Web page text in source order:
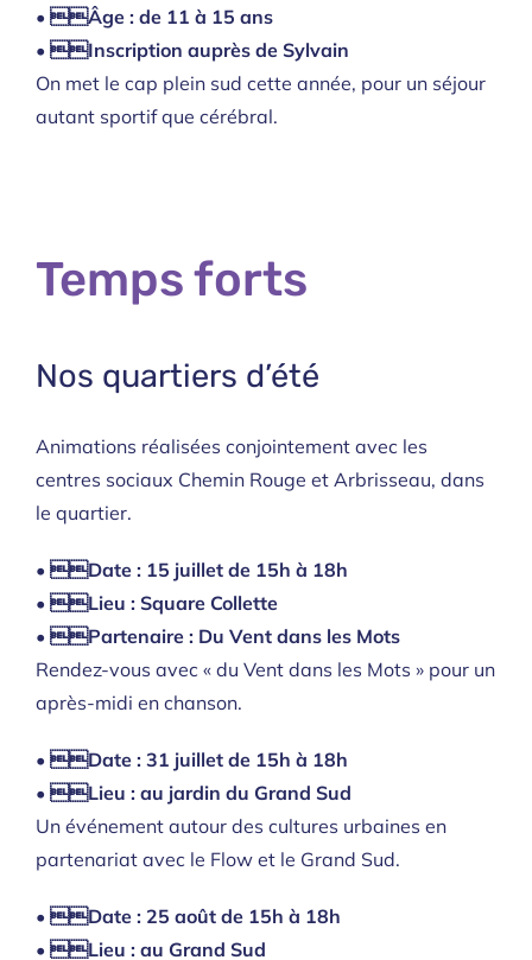
• Âge : de 11 à 15 ans
• Inscription auprès de Sylvain
On met le cap plein sud cette année, pour un séjour
autant sportif que cérébral.
Temps forts
Nos quartiers d’été
Animations réalisées conjointement avec les
centres sociaux Chemin Rouge et Arbrisseau, dans
le quartier.
• Date : 15 juillet de 15h à 18h
• Lieu : Square Collette
• Partenaire : Du Vent dans les Mots
Rendez-vous avec « du Vent dans les Mots » pour un
après-midi en chanson.
• Date : 31 juillet de 15h à 18h
• Lieu : au jardin du Grand Sud
Un événement autour des cultures urbaines en
partenariat avec le Flow et le Grand Sud.
• Date : 25 août de 15h à 18h
• Lieu : au Grand Sud